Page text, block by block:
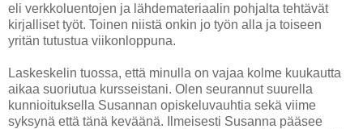
eli verkkoluentojen ja lähdemateriaalin pohjalta tehtävät
kirjalliset työt. Toinen niistä onkin jo työn alla ja toiseen
yritän tutustua viikonloppuna.
Laskeskelin tuossa, että minulla on vajaa kolme kuukautta
aikaa suoriutua kursseistani. Olen seurannut suurella
kunnioituksella Susannan opiskeluvauhtia sekä viime
syksynä että tänä keväänä. Ilmeisesti Susanna pääsee